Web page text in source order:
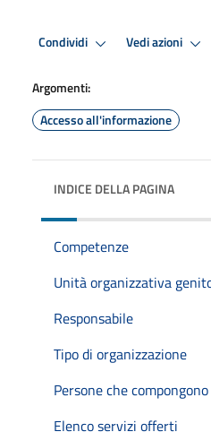
Condividi Vedi azioni
Argomenti:
Accesso all'informazione
INDICE DELLA PAGINA
Competenze
Unità organizzativa
Responsabile
Tipo di organizzazione
Persone che
Elenco servizi offerti